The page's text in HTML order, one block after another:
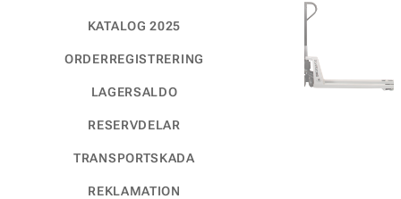
KATALOG 2025
ORDERREGISTRERING
LAGERSALDO
RESERVDELAR
TRANSPORTSKADA
REKLAMATION